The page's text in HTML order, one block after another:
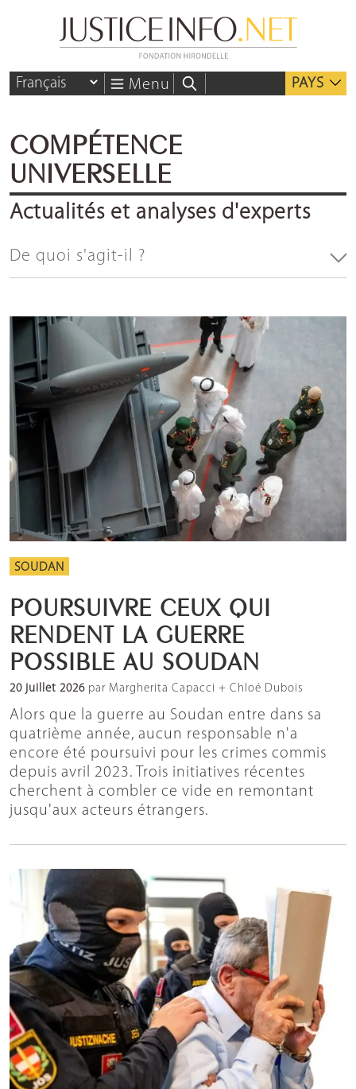
Menu PAYS
COMPÉTENCE
UNIVERSELLE
Actualités et analyses d'experts
De quoi s'agit-il ?
SOUDAN
POURSUIVRE CEUX QUI
RENDENT LA GUERRE
POSSIBLE AU SOUDAN
20 juillet 2026 par Margherita Capacci + Chloé Dubois
Alors que la guerre au Soudan entre dans sa
quatrième année, aucun responsable n'a
encore été poursuivi pour les crimes commis
depuis avril 2023. Trois initiatives récentes
cherchent à combler ce vide en remontant
jusqu'aux acteurs étrangers.